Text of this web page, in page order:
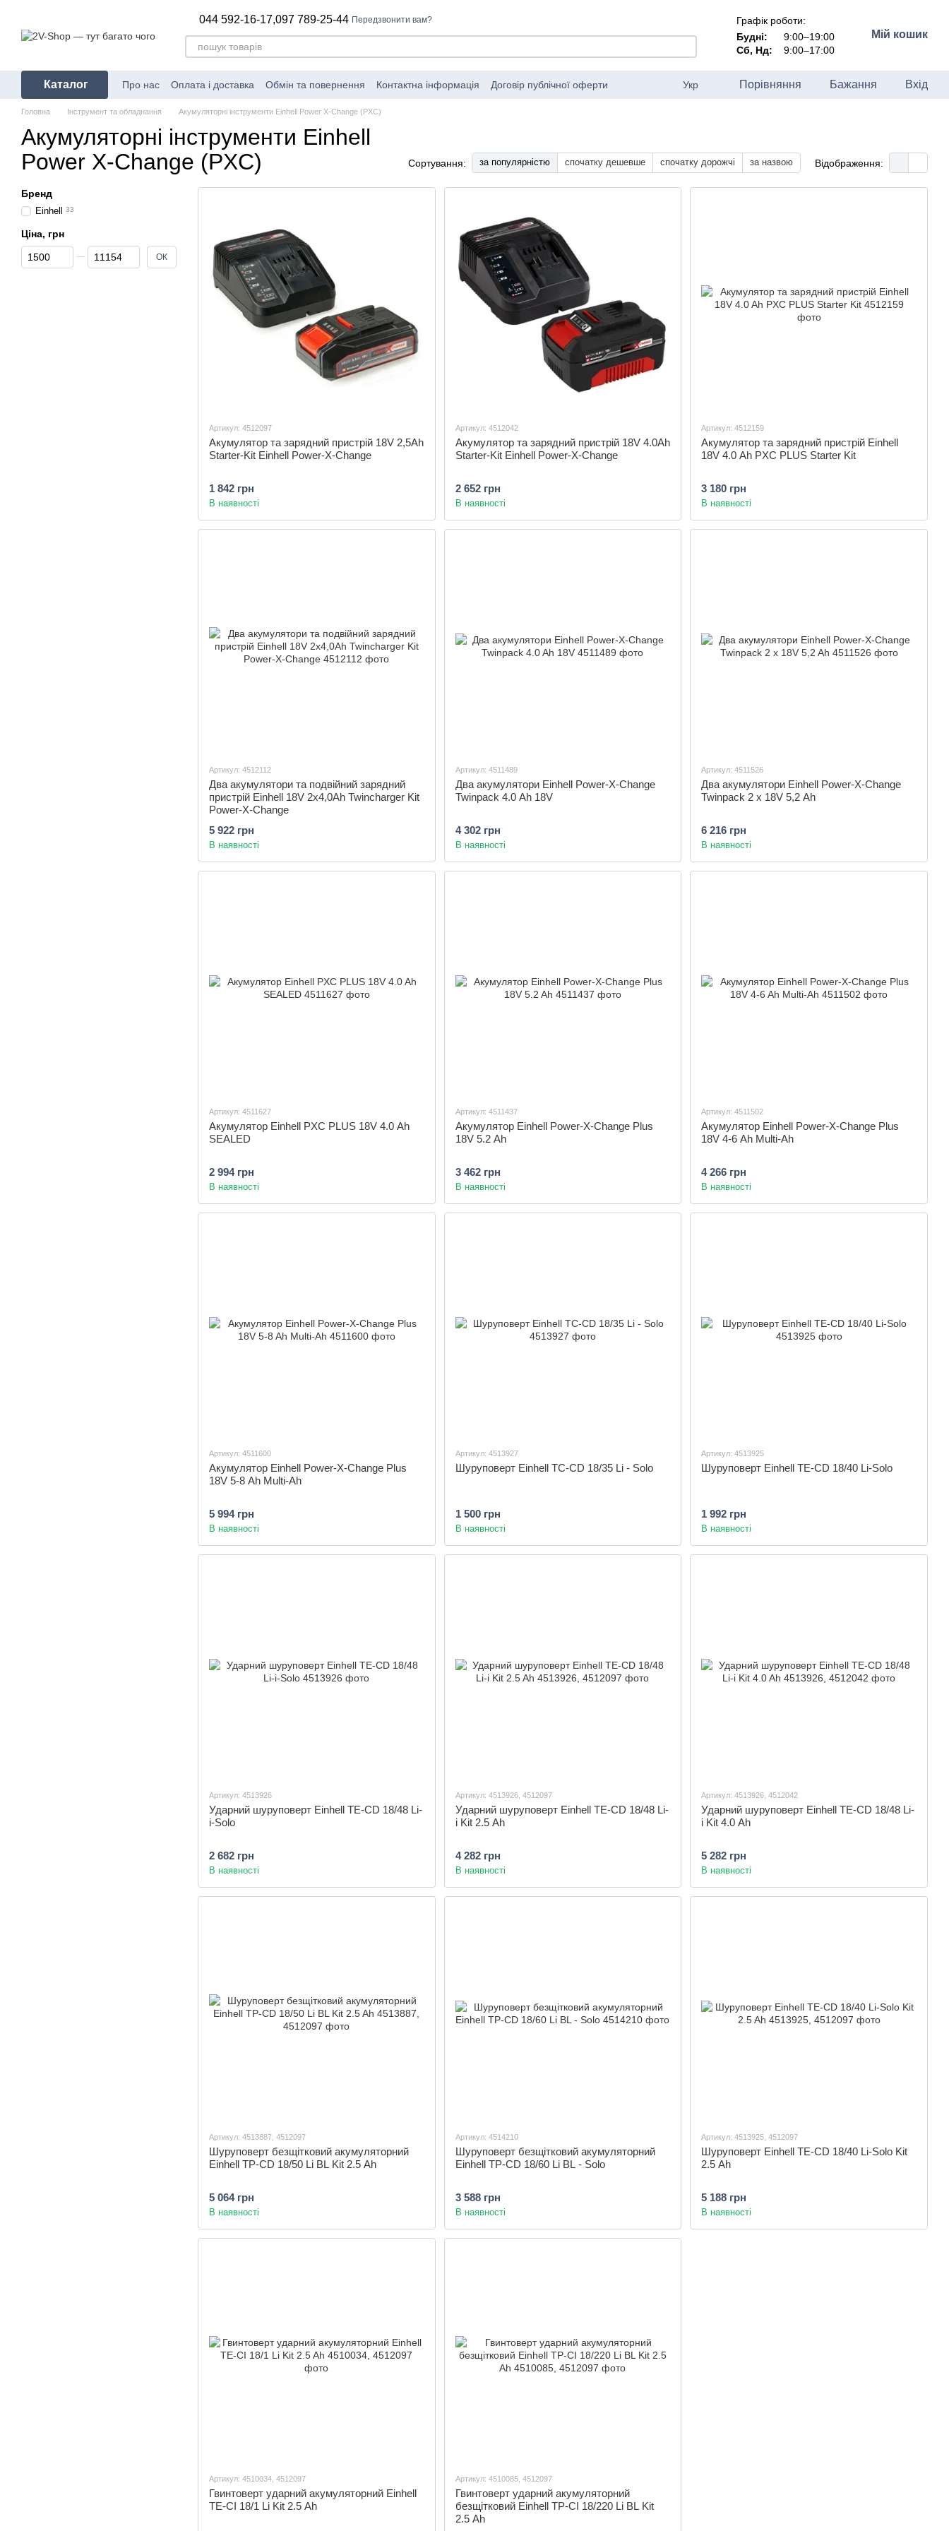
044 592-16-17,097 789-25-44 Передзвонити вам?
Графік роботи:
Будні:
9:00–19:00
Сб, Нд:
9:00–17:00
Мій кошик
Каталог Про нас Оплата і доставка Обмін та повернення Контактна інформація Договір публічної оферти Укр Порівняння Бажання Вхід
Головна Інструмент та обладнання Акумуляторні інструменти Einhell Power X-Change (PXC)
Акумуляторні інструменти Einhell
Power X-Change (PXC)
Сортування: за популярністю спочатку дешевше спочатку дорожчі за назвою Відображення:
Артикул: 4512097
Акумулятор та зарядний пристрій 18V 2,5Аh
Starter-Kit Einhell Power-X-Change
1 842 грн
В наявності
Артикул: 4512042
Акумулятор та зарядний пристрій 18V 4.0Аh
Starter-Kit Einhell Power-X-Change
2 652 грн
В наявності
Артикул: 4512159
Акумулятор та зарядний пристрій Einhell
18V 4.0 Ah PXC PLUS Starter Kit
3 180 грн
В наявності
Артикул: 4512112
Два акумулятори та подвійний зарядний
пристрій Einhell 18V 2x4,0Ah Twincharger Kit
Power-X-Change
5 922 грн
В наявності
Артикул: 4511489
Два акумулятори Einhell Power-X-Change
Twinpack 4.0 Ah 18V
4 302 грн
В наявності
Артикул: 4511526
Два акумулятори Einhell Power-X-Change
Twinpack 2 x 18V 5,2 Ah
6 216 грн
В наявності
Артикул: 4511627
Акумулятор Einhell PXC PLUS 18V 4.0 Ah
SEALED
2 994 грн
В наявності
Артикул: 4511437
Акумулятор Einhell Power-X-Change Plus
18V 5.2 Ah
3 462 грн
В наявності
Артикул: 4511502
Акумулятор Einhell Power-X-Change Plus
18V 4-6 Ah Multi-Ah
4 266 грн
В наявності
Артикул: 4511600
Акумулятор Einhell Power-X-Change Plus
18V 5-8 Ah Multi-Ah
5 994 грн
В наявності
Артикул: 4513927
Шуруповерт Einhell TC-CD 18/35 Li - Solo
1 500 грн
В наявності
Артикул: 4513925
Шуруповерт Einhell TE-CD 18/40 Li-Solo
1 992 грн
В наявності
Артикул: 4513926
Ударний шуруповерт Einhell TE-CD 18/48 Li-
i-Solo
2 682 грн
В наявності
Артикул: 4513926, 4512097
Ударний шуруповерт Einhell TE-CD 18/48 Li-
i Kit 2.5 Ah
4 282 грн
В наявності
Артикул: 4513926, 4512042
Ударний шуруповерт Einhell TE-CD 18/48 Li-
i Kit 4.0 Ah
5 282 грн
В наявності
Артикул: 4513887, 4512097
Шуруповерт безщітковий акумуляторний
Einhell TP-CD 18/50 Li BL Kit 2.5 Ah
5 064 грн
В наявності
Артикул: 4514210
Шуруповерт безщітковий акумуляторний
Einhell TP-CD 18/60 Li BL - Solo
3 588 грн
В наявності
Артикул: 4513925, 4512097
Шуруповерт Einhell TE-CD 18/40 Li-Solo Kit
2.5 Ah
5 188 грн
В наявності
Артикул: 4510034, 4512097
Гвинтоверт ударний акумуляторний Einhell
TE-CI 18/1 Li Kit 2.5 Ah
Артикул: 4510085, 4512097
Гвинтоверт ударний акумуляторний
безщітковий Einhell TP-CI 18/220 Li BL Kit
2.5 Ah
Бренд
Einhell 33
Ціна, грн
Від Ціна, грн
До Ціна, грн ОК